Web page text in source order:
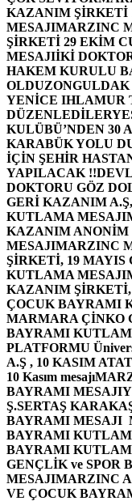
KAZANIM ŞİRKETİ
MESAJIMARZINC
ŞİRKETİ 29 EKİM
MESAJIİKİ
HAKEM KURULU
OLDU
YENİCE IHLAMUR
DÜZENLEDİLER
KULÜBÜ’NDEN 30
KARABÜK YOLU
İÇİN ŞEHİR
YAPILACAK !!
DOKTORU GÖZ
GERİ KAZANIM
KUTLAMA MESAJI
KAZANIM
MESAJIMARZINC
ŞİRKETİ, 19 MAYIS
KUTLAMA MESAJI
KAZANIM
ÇOCUK BAYRAMI
MARMARA ÇİNKO
BAYRAMI
PLATFORMU
A.Ş , 10 KASIM
10 Kasım mesajı
BAYRAMI MESAJI
Ş.SERTAŞ
BAYRAMI MESAJI
BAYRAMI
BAYRAMI
GENÇLİK ve SPOR
MESAJIMARZINC
VE ÇOCUK